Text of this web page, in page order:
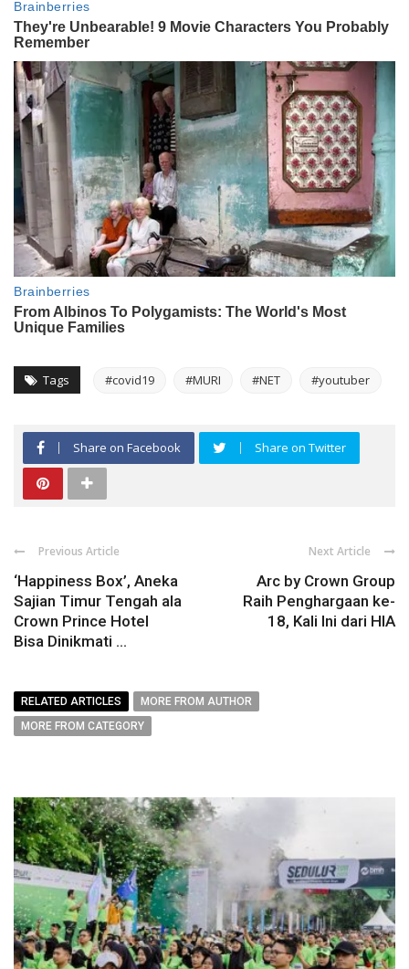
Tags #covid19 #MURI #NET #youtuber
Share on Facebook Share on Twitter
Previous Article
‘Happiness Box’, Aneka
Sajian Timur Tengah ala
Crown Prince Hotel
Bisa Dinikmati ...
Next Article
Arc by Crown Group
Raih Penghargaan ke-
18, Kali Ini dari HIA
RELATED ARTICLES
MORE FROM AUTHOR
MORE FROM CATEGORY